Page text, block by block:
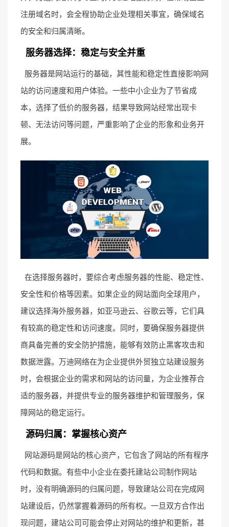
注册域名时，会全程协助企业处理相关事宜，确保域名
的安全和归属清晰。
服务器选择：稳定与安全并重
服务器是网站运行的基础，其性能和稳定性直接影响网
站的访问速度和用户体验。一些中小企业为了节省成
本，选择了低价的服务器，结果导致网站经常出现卡
顿、无法访问等问题，严重影响了企业的形象和业务开
展。
在选择服务器时，要综合考虑服务器的性能、稳定性、
安全性和价格等因素。如果企业的网站面向全球用户，
建议选择海外服务器，如亚马逊云、谷歌云等，它们具
有较高的稳定性和访问速度。同时，要确保服务器提供
商具备完善的安全防护措施，能够有效防止黑客攻击和
数据泄露。万迪网络在为企业提供外贸独立站建设服务
时，会根据企业的需求和网站的访问量，为企业推荐合
适的服务器，并提供专业的服务器维护和管理服务，保
障网站的稳定运行。
源码归属：掌握核心资产
网站源码是网站的核心资产，它包含了网站的所有程序
代码和数据。有些中小企业在委托建站公司制作网站
时，没有明确源码的归属问题，导致建站公司在完成网
站建设后，仍然掌握着源码的所有权。一旦双方合作出
现问题，建站公司可能会停止对网站的维护和更新，甚